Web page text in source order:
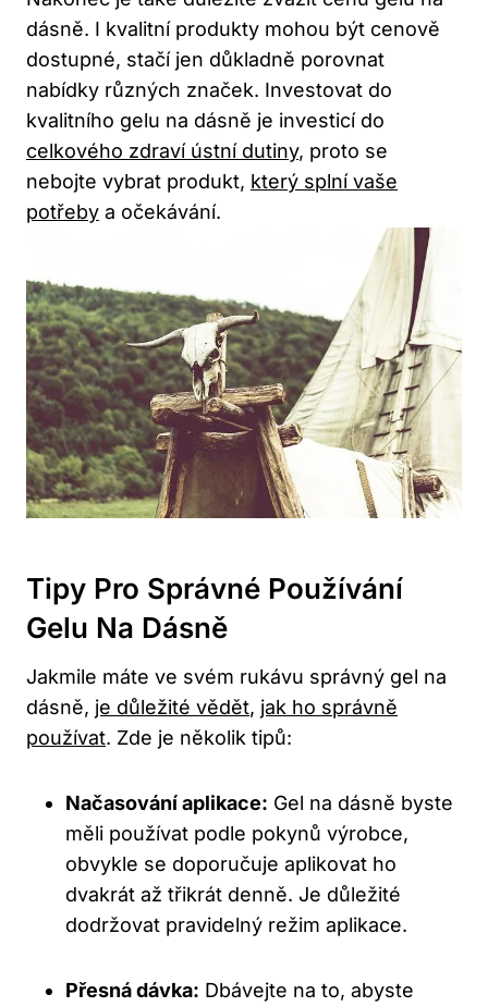
dásně. I kvalitní produkty mohou být cenově
dostupné, stačí jen důkladně porovnat
nabídky různých značek. Investovat do
kvalitního gelu na dásně je investicí do
celkového zdraví ústní dutiny, proto se
nebojte vybrat produkt, který splní vaše
potřeby a očekávání.
Tipy Pro Správné Používání
Gelu Na Dásně
Jakmile máte ve svém rukávu správný gel na
dásně, je důležité vědět, jak ho správně
používat. Zde je několik tipů:
Načasování aplikace: Gel na dásně byste
měli používat podle pokynů výrobce,
obvykle se doporučuje aplikovat ho
dvakrát až třikrát denně. Je důležité
dodržovat pravidelný režim aplikace.
Přesná dávka: Dbávejte na to, abyste